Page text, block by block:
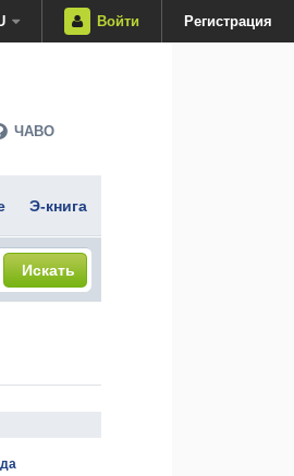
Войти Регистрация
ЧАВО
Э-книга
Искать